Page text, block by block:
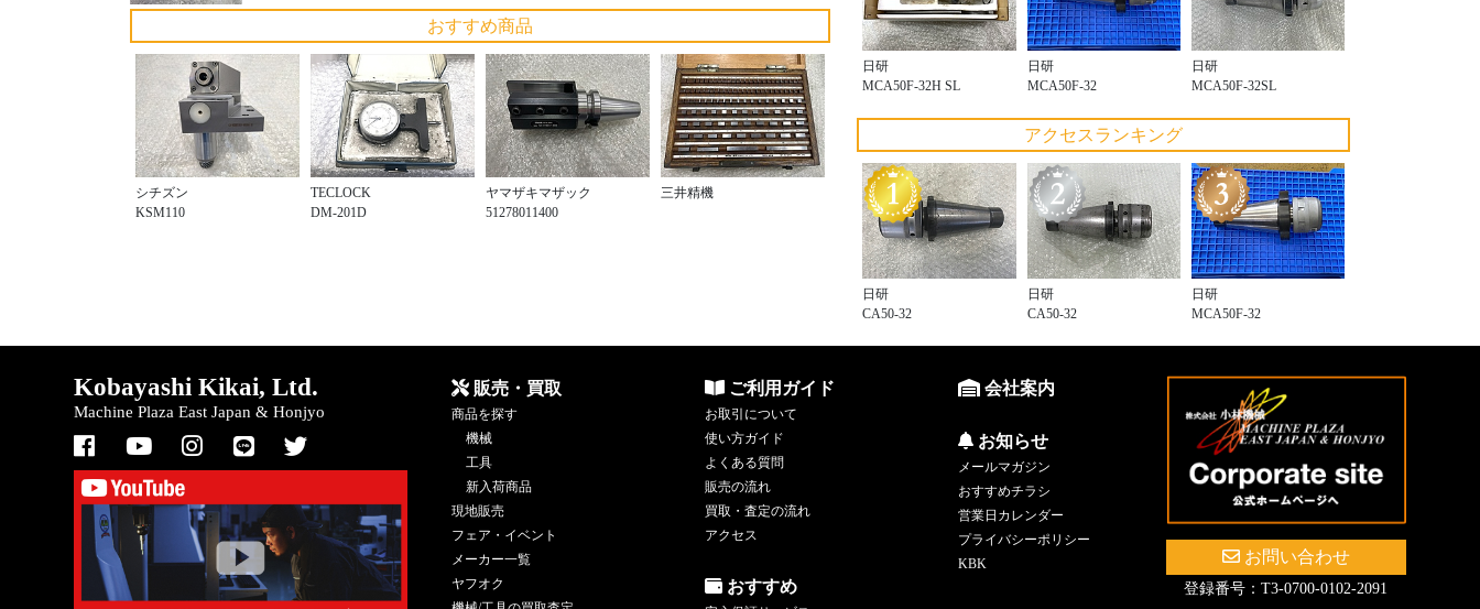
おすすめ商品
シチズン
KSM110
TECLOCK
DM-201D
ヤマザキマザック
51278011400
三井精機
日研
MCA50F-32H SL
日研
MCA50F-32
日研
MCA50F-32SL
アクセスランキング
日研
CA50-32
日研
CA50-32
日研
MCA50F-32
Kobayashi Kikai, Ltd.
Machine Plaza East Japan & Honjyo
販売・買取
商品を探す
機械
工具
新入荷商品
現地販売
フェア・イベント
メーカー一覧
ヤフオク
ご利用ガイド
お取引について
使い方ガイド
よくある質問
販売の流れ
買取・査定の流れ
アクセス
おすすめ
会社案内
お知らせ
メールマガジン
おすすめチラシ
営業日カレンダー
プライバシーポリシー
KBK
お問い合わせ
登録番号：T3-0700-0102-2091